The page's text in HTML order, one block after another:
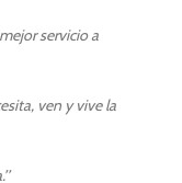
servicio a
ven y vive la